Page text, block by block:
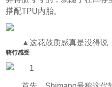
搭配TPU内胎。
▲这花鼓质感真是没得说
骑行感受